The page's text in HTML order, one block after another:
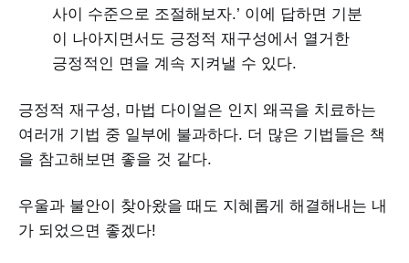
사이 수준으로 조절해보자.’ 이에 답하면 기분
이 나아지면서도 긍정적 재구성에서 열거한
긍정적인 면을 계속 지켜낼 수 있다.
긍정적 재구성, 마법 다이얼은 인지 왜곡을 치료하는
여러개 기법 중 일부에 불과하다. 더 많은 기법들은 책
을 참고해보면 좋을 것 같다.
우울과 불안이 찾아왔을 때도 지혜롭게 해결해내는 내
가 되었으면 좋겠다!